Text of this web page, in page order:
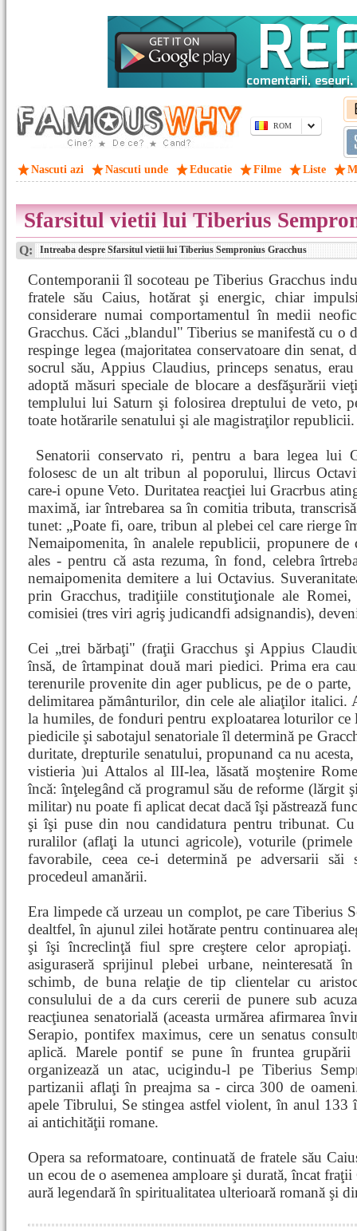
ROM
Nascuti azi Nascuti unde Educatie Filme Liste
Sfarsitul vietii lui Tiberius
Q: Intreaba despre Sfarsitul vietii lui Tiberius Sempronius Gracchus
Contemporanii îl socoteau pe Tiberius Gracchus
fratele său Caius, hotărat şi energic, chiar
considerare numai comportamentul în medii
Gracchus. Căci „blandul" Tiberius se manifestă cu o
respinge legea (majoritatea conservatoare din senat,
socrul său, Appius Claudius, princeps senatus,
adoptă măsuri speciale de blocare a desfăşurării
templului lui Saturn şi folosirea dreptului de veto,
toate hotărarile senatului şi ale magistraţilor republicii.
Senatorii conservato ri, pentru a bara legea lui
folosesc de un alt tribun al poporului, llircus
care-i opune Veto. Duritatea reacţiei lui Gracrbus
maximă, iar întrebarea sa în comitia tributa,
tunet: „Poate fi, oare, tribun al plebei cel care rierge
Nemaipomenita, în analele republicii, propunere
ales - pentru că asta rezuma, în fond, celebra
nemaipomenita demitere a lui Octavius.
prin Gracchus, tradiţiile constituţionale ale
comisiei (tres viri agriş judicandfi adsignandis),
Cei „trei bărbaţi" (fraţii Gracchus şi Appius
însă, de îrtampinat două mari piedici. Prima era
terenurile provenite din ager publicus, pe de o
delimitarea pământurilor, din cele ale aliaţilor italici.
la humiles, de fonduri pentru exploatarea loturilor ce
piedicile şi sabotajul senatoriale îl determină pe
duritate, drepturile senatului, propunand ca nu
vistieria )ui Attalos al IlI-lea, lăsată moştenire
încă: înţelegând că programul său de reforme (lărgit
militar) nu poate fi aplicat decat dacă îşi păstrează
şi îşi puse din nou candidatura pentru tribunat.
ruralilor (aflaţi la utunci agricole), voturile
favorabile, ceea ce-i determină pe adversarii săi
procedeul amanării.
Era limpede că urzeau un complot, pe care Tiberius
dealtfel, în ajunul zilei hotărate pentru continuarea
şi îşi încreclinţă fiul spre creştere celor apropiaţi.
asiguraseră sprijinul plebei urbane, neinteresată
schimb, de buna relaţie de tip clientelar cu
consulului de a da curs cererii de punere sub
reacţiunea senatorială (aceasta urmărea afirmarea
Serapio, pontifex maximus, cere un senatus
aplică. Marele pontif se pune în fruntea grupării
organizează un atac, ucigindu-l pe Tiberius
partizanii aflaţi în preajma sa - circa 300 de
apele Tibrului, Se stingea astfel violent, în anul
ai antichităţii romane.
Opera sa reformatoare, continuată de fratele său
un ecou de o asemenea amploare şi durată, încat
aură legendară în spiritualitatea ulterioară romană şi